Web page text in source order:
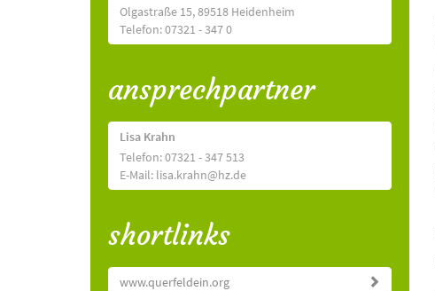
Olgastraße 15, 89518 Heidenheim
Telefon: 07321 - 347 0
ansprechpartner
Lisa Krahn
Telefon: 07321 - 347 513
E-Mail: lisa.krahn@hz.de
shortlinks
www.querfeldein.org